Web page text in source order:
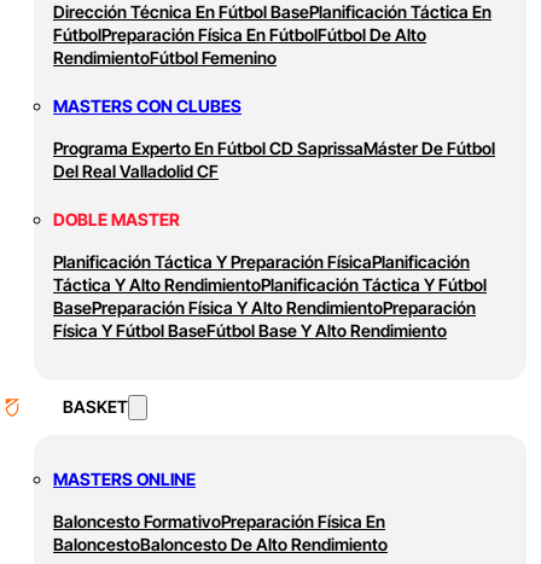
Dirección Técnica En Fútbol BasePlanificación Táctica En
FútbolPreparación Física En FútbolFútbol De Alto
RendimientoFútbol Femenino
MASTERS CON CLUBES
Programa Experto En Fútbol CD SaprissaMáster De Fútbol
Del Real Valladolid CF
DOBLE MASTER
Planificación Táctica Y Preparación FísicaPlanificación
Táctica Y Alto RendimientoPlanificación Táctica Y Fútbol
BasePreparación Física Y Alto RendimientoPreparación
Física Y Fútbol BaseFútbol Base Y Alto Rendimiento
BASKET
MASTERS ONLINE
Baloncesto FormativoPreparación Física En
BaloncestoBaloncesto De Alto Rendimiento